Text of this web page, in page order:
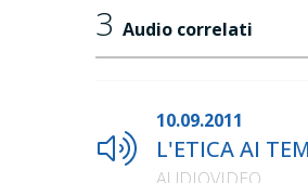
3 Audio correlati
10.09.2011
L'ETICA AI